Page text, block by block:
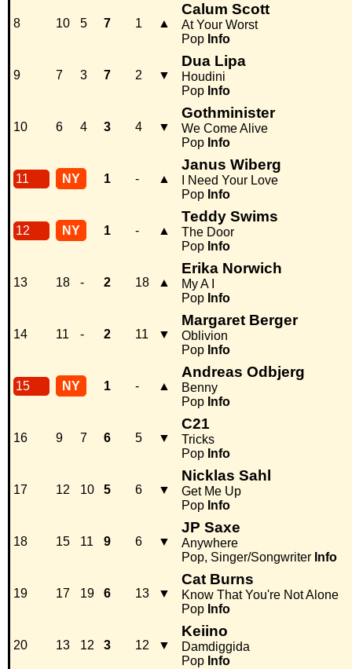
8 10 5 7 1 ▲
Calum Scott
At Your Worst
Pop Info
9 7 3 7 2 ▼
Dua Lipa
Houdini
Pop Info
10 6 4 3 4 ▼
Gothminister
We Come Alive
Pop Info
11 NY 1 - ▲
Janus Wiberg
I Need Your Love
Pop Info
12 NY 1 - ▲
Teddy Swims
The Door
Pop Info
13 18 - 2 18 ▲
Erika Norwich
My A I
Pop Info
14 11 - 2 11 ▼
Margaret Berger
Oblivion
Pop Info
15 NY 1 - ▲
Andreas Odbjerg
Benny
Pop Info
16 9 7 6 5 ▼
C21
Tricks
Pop Info
17 12 10 5 6 ▼
Nicklas Sahl
Get Me Up
Pop Info
18 15 11 9 6 ▼
JP Saxe
Anywhere
Pop, Singer/Songwriter Info
19 17 19 6 13 ▼
Cat Burns
Know That You're Not Alone
Pop Info
20 13 12 3 12 ▼
Keiino
Damdiggida
Pop Info